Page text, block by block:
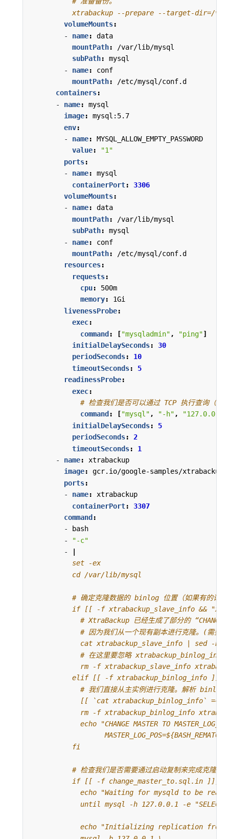
xtrabackup --prepare --target-dir=/
volumeMounts:
- name:
data
mountPath:
/var/lib/mysql
subPath:
mysql
- name:
conf
mountPath:
/etc/mysql/conf.d
containers:
- name:
mysql
image:
mysql:5.7
env:
- name:
MYSQL_ALLOW_EMPTY_PASSWORD
value:
"1"
ports:
- name:
mysql
containerPort:
3306
volumeMounts:
- name:
data
mountPath:
/var/lib/mysql
subPath:
mysql
- name:
conf
mountPath:
/etc/mysql/conf.d
resources:
requests:
cpu:
500m
memory:
1Gi
livenessProbe:
exec:
command : ["mysqladmin" , "ping"]
initialDelaySeconds:
30
periodSeconds:
10
timeoutSeconds:
5
readinessProbe:
exec:
# 检查我们是否可以通过 TCP 执行查询（
command : ["mysql", "-h", "127.0.0.1"
initialDelaySeconds:
5
periodSeconds:
2
timeoutSeconds:
1
- name:
xtrabackup
image:
gcr.io/google-samples/
ports:
- name:
xtrabackup
containerPort:
3307
command :
-
bash
-
"-c"
-